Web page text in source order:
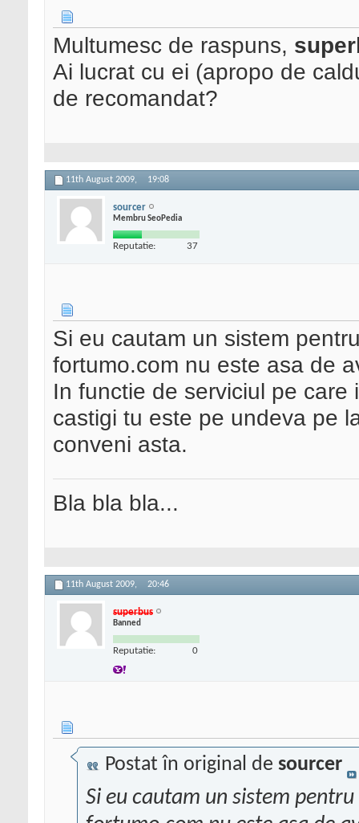
Multumesc de raspuns,
Ai lucrat cu ei (apropo de
de recomandat?
11th August 2009, 19:08
sourcer
Membru SeoPedia
Reputatie: 37
Si eu cautam un sistem
fortumo.com nu este asa de
In functie de serviciul pe
castigi tu este pe undeva pe
conveni asta.
Bla bla bla...
11th August 2009, 20:46
superbus
Banned
Reputatie: 0
Postat în original de sourcer
Si eu cautam un sistem